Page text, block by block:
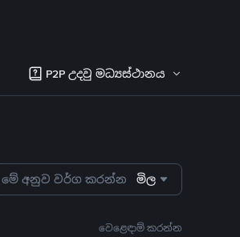
P2P උදවු මධ්‍යස්ථානය
මේ අනුව වර්ග කරන්න මිල
වෙළෙඳාම් කරන්න